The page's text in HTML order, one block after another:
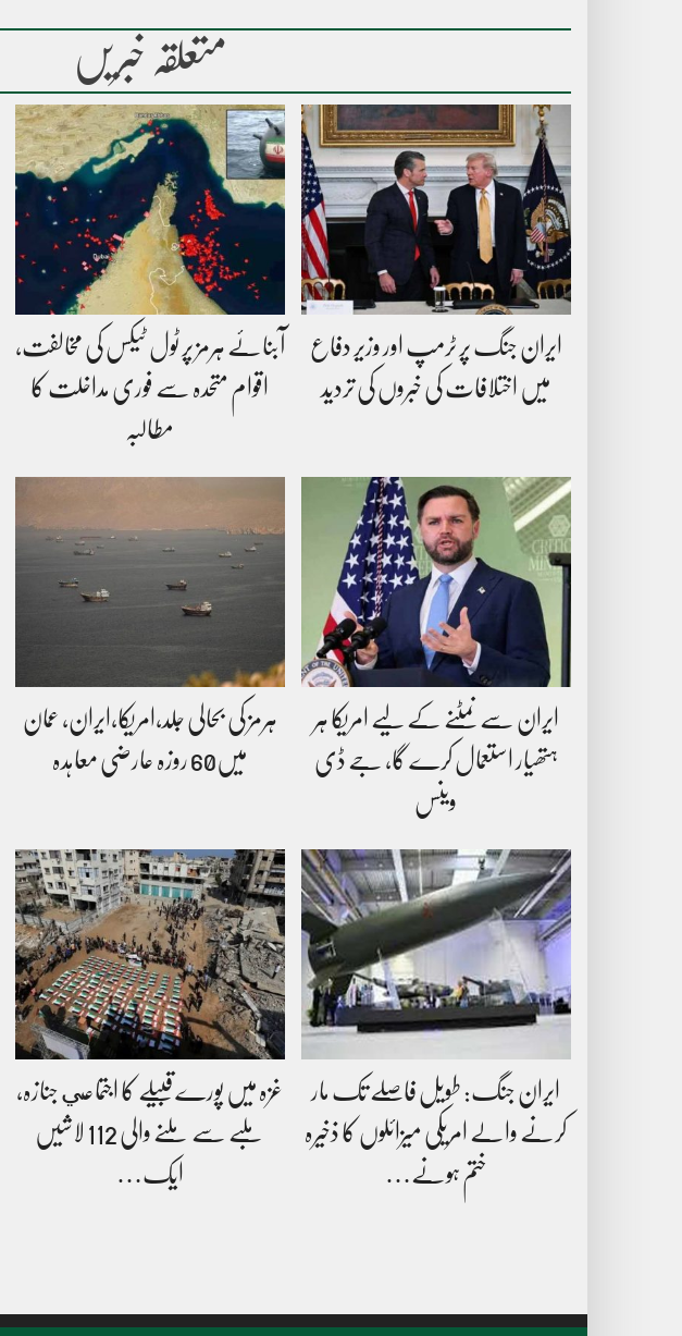
متعلقہ خبریں
ایران جنگ پر ٹرمپ اور وزیر دفاع
میں اختلافات کی خبروں کی تردید
آبنائے ہرمز پر ٹول ٹیکس کی مخالفت،
اقوام متحدہ سے فوری مداخلت کا
مطالبہ
ایران سے نمٹنے کے لیے امریکا ہر
ہتھیار استعمال کرے گا، جے ڈی
وینس
ہرمز کی بحالی جلد،امریکا،ایران، عمان
میں60 روزہ عارضی معاہدہ
ایران جنگ: طویل فاصلے تک مار
کرنے والے امریکی میزائلوں کا ذخیرہ
ختم ہونے…
غزہ میں پورے قبیلے کا اجتماعي جنازہ،
ملبے سے ملنے والی 112 لاشیں
ایک…